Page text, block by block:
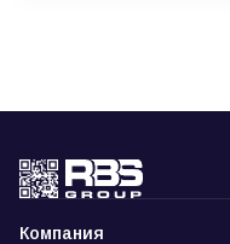
Компания